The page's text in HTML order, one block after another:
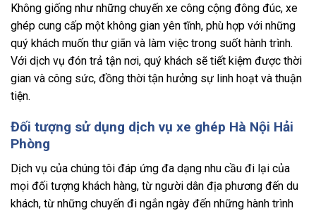
Không giống như những chuyến xe công cộng đông đúc, xe
ghép cung cấp một không gian yên tĩnh, phù hợp với những
quý khách muốn thư giãn và làm việc trong suốt hành trình.
Với dịch vụ đón trả tận nơi, quý khách sẽ tiết kiệm được thời
gian và công sức, đồng thời tận hưởng sự linh hoạt và thuận
tiện.
Đối tượng sử dụng dịch vụ xe ghép Hà Nội Hải
Phòng
Dịch vụ của chúng tôi đáp ứng đa dạng nhu cầu đi lại của
mọi đối tượng khách hàng, từ người dân địa phương đến du
khách, từ những chuyến đi ngắn ngày đến những hành trình